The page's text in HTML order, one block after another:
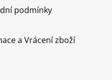
podmínky
a Vrácení zboží